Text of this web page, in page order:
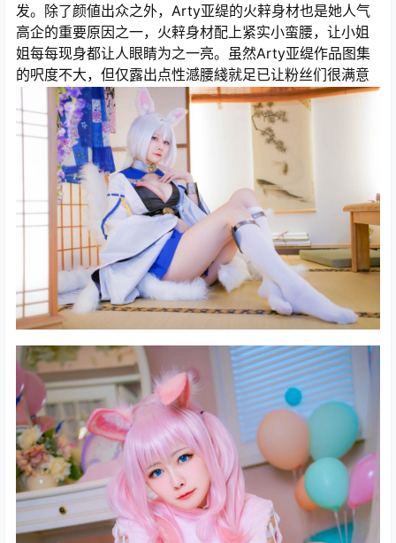
发。除了颜値出众之外，Arty亚缇的火辢身材也是她人气
高企的重要原因之一，火辢身材配上紧实小蛮腰，让小姐
姐每每现身都让人眼睛为之一亮。虽然Arty亚缇作品图集
的呎度不大，但仅露出点性澸腰綫就足已让粉丝们很满意